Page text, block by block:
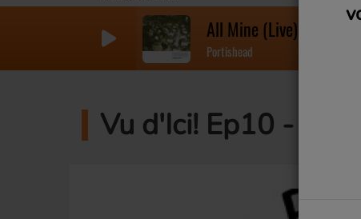
All Mine (Live)
Portishead
Vu d'Ici! Ep10 - Les